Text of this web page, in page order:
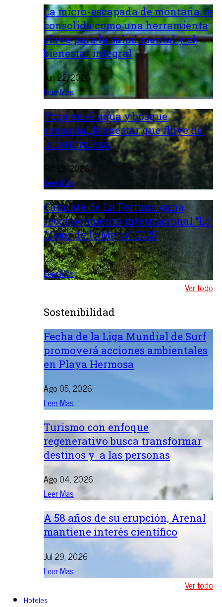
La micro-escapada de montaña se
consolida como una herramienta
clave para la salud mental y el
bienestar integral
Jun 22, 2026
Leer Mas
Yoga en el agua y bosque
sensorial, bienestar que fluye de
la naturaleza
Feb 19, 2026
Leer Mas
Catarata de La Fortuna gana
reconocimiento internacional “Lo
Mejor de lo Mejor” 2025
Feb 12, 2026
Leer Mas
Ver todo
Sostenibilidad
Fecha de la Liga Mundial de Surf
promoverá acciones ambientales
en Playa Hermosa
Ago 05, 2026
Leer Mas
Turismo con enfoque
regenerativo busca transformar
destinos y a las personas
Ago 04, 2026
Leer Mas
A 58 años de su erupción, Arenal
mantiene interés científico
Jul 29, 2026
Leer Mas
Ver todo
Hoteles